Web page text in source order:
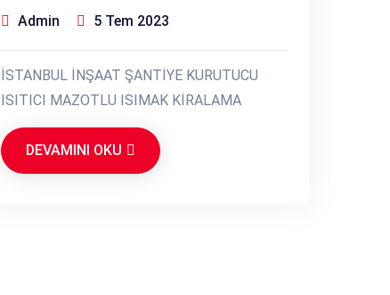
Admin 5 Tem 2023
İSTANBUL İNŞAAT ŞANTİYE KURUTUCU
ISITICI MAZOTLU ISIMAK KİRALAMA
DEVAMINI OKU